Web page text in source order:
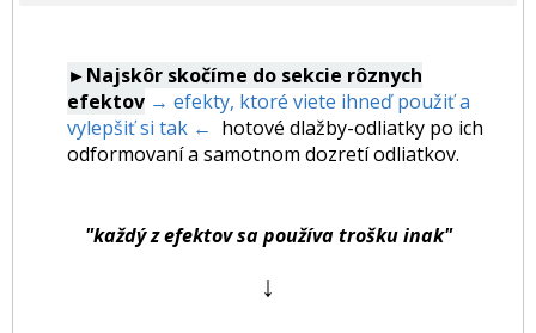
►Najskôr skočíme do sekcie rôznych
efektov → efekty, ktoré viete ihneď použiť a
vylepšiť si tak ← hotové dlažby-odliatky po ich
odformovaní a samotnom dozretí odliatkov.
"každý z efektov sa používa trošku inak"
↓